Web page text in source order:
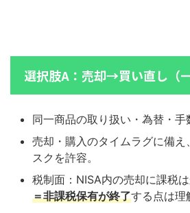
選択肢A：売却→買い直し（
同一商品の取り扱い・為替・手
売却・購入のタイムラグに備え
スクを許容。
税制面：NISA内の売却に課税は
＝非課税保有が終了する点は理